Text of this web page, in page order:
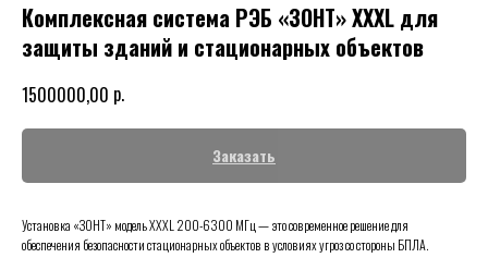
Комплексная система РЭБ «ЗОНТ» XXXL для
защиты зданий и стационарных объектов
1500000,00 р.
Заказать
Установка «ЗОНТ» модель XXXL 200-6300 МГц — это современное решение для
обеспечения безопасности стационарных объектов в условиях угроз со стороны БПЛА.